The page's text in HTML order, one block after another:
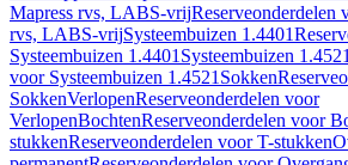
Mapress rvs, LABS-vrijReserveonderdelen
rvs, LABS-vrijSysteembuizen 1.4401
Systeembuizen 1.4401 Systeembuizen 1.4521
voor Systeembuizen 1.4521 Sokken
SokkenVerlopenReserveonderdelen voor
VerlopenBochtenReserveonderdelen voor
stukkenReserveonderdelen voor T-stukken